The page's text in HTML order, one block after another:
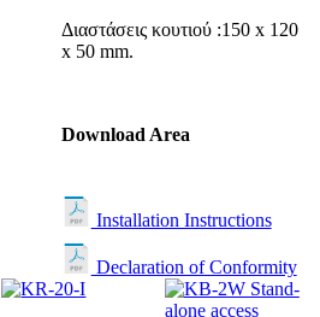
Διαστάσεις κουτιού :150 x 120
x 50 mm.
Download Area
Installation Instructions
Declaration of Conformity